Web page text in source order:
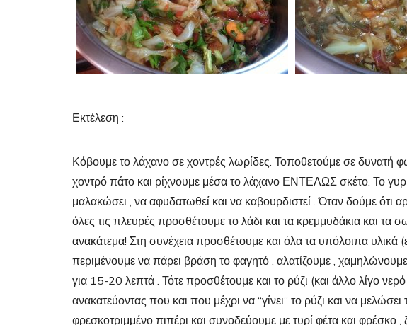
Εκτέλεση :
Κόβουμε το λάχανο σε χοντρές λωρίδες. Τοποθετούμε σε δυνατή
χοντρό πάτο και ρίχνουμε μέσα το λάχανο ΕΝΤΕΛΩΣ σκέτο. Το
μαλακώσει , να αφυδατωθεί και να καβουρδιστεί . Όταν δούμε ότι
όλες τις πλευρές προσθέτουμε το λάδι και τα κρεμμυδάκια και τα
ανακάτεμα! Στη συνέχεια προσθέτουμε και όλα τα υπόλοιπα υλικά
περιμένουμε να πάρει βράση το φαγητό , αλατίζουμε ,
για 15-20 λεπτά . Τότε προσθέτουμε και το ρύζι (και άλλο λίγο νερό
ανακατεύοντας που και που μέχρι να “γίνει” το ρύζι και να
φρεσκοτριμμένο πιπέρι και συνοδεύουμε με τυρί φέτα και φρέσκο